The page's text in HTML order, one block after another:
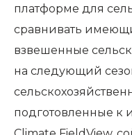
платформе для
сравнивать
взвешенные
на следующий
подготовленные к